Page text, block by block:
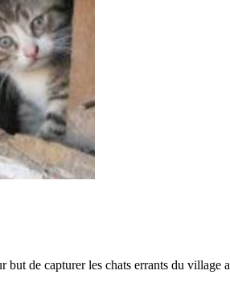
de capturer les chats errants du